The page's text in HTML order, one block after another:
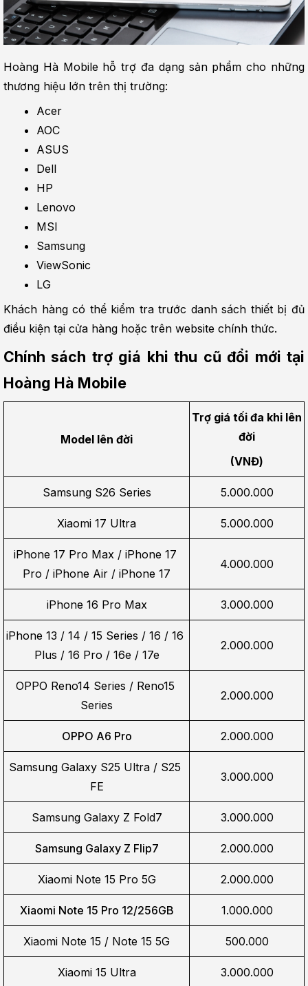
Hoàng Hà Mobile hỗ trợ đa dạng sản phẩm cho những
thương hiệu lớn trên thị trường:
Acer
AOC
ASUS
Dell
HP
Lenovo
MSI
Samsung
ViewSonic
LG
Khách hàng có thể kiểm tra trước danh sách thiết bị đủ
điều kiện tại cửa hàng hoặc trên website chính thức.
Chính sách trợ giá khi thu cũ đổi mới tại
Hoàng Hà Mobile
Model lên đời
Trợ giá tối đa khi lên
đời
(VNĐ)
Samsung S26 Series 5.000.000
Xiaomi 17 Ultra 5.000.000
iPhone 17 Pro Max / iPhone 17
Pro / iPhone Air / iPhone 17
4.000.000
iPhone 16 Pro Max 3.000.000
iPhone 13 / 14 / 15 Series / 16 / 16
Plus / 16 Pro / 16e / 17e
2.000.000
OPPO Reno14 Series / Reno15
Series
2.000.000
OPPO A6 Pro 2.000.000
Samsung Galaxy S25 Ultra / S25
FE
3.000.000
Samsung Galaxy Z Fold7 3.000.000
Samsung Galaxy Z Flip7 2.000.000
Xiaomi Note 15 Pro 5G 2.000.000
Xiaomi Note 15 Pro 12/256GB 1.000.000
Xiaomi Note 15 / Note 15 5G 500.000
Xiaomi 15 Ultra 3.000.000